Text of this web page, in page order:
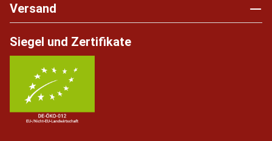
Versand
Siegel und Zertifikate